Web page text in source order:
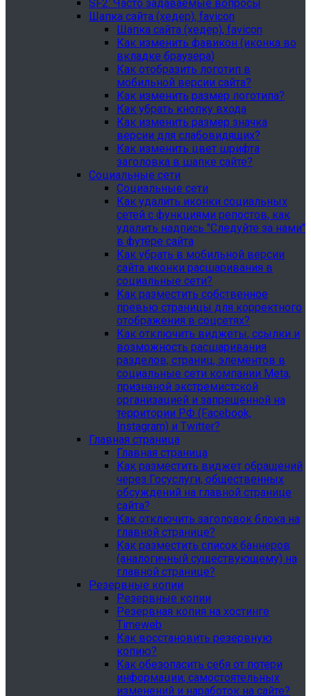
SF2: Часто задаваемые вопросы
Шапка сайта (хедер), favicon
Шапка сайта (хедер), favicon
Как изменить фавикон (иконка во
вкладке браузера)
Как отобразить логотип в
мобильной версии сайта?
Как изменить размер логотипа?
Как убрать кнопку входа
Как изменить размер значка
версии для слабовидящих?
Как изменить цвет шрифта
заголовка в шапке сайте?
Социальные сети
Социальные сети
Как удалить иконки социальных
сетей с функциями репостов, как
удалить надпись "Следуйте за нами"
в футере сайта
Как убрать в мобильной версии
сайта иконки расшаривания в
социальные сети?
Как разместить собственное
превью страницы для корректного
отображения в соцсетях?
Как отключить виджеты, ссылки и
возможность расшаривания
разделов, страниц, элементов в
социальные сети компании Meta,
признаной экстремистской
организацией и запрещенной на
территории РФ (Facebook,
Instagram) и Twitter?
Главная страница
Главная страница
Как разместить виджет обращений
через Госуслуги, общественных
обсуждений на главной странице
сайта?
Как отключить заголовок блока на
главной странице?
Как разместить список баннеров
(аналогичный существующему) на
главной странице?
Резервные копии
Резервные копии
Резервная копия на хостинге
Timeweb
Как восстановить резервную
копию?
Как обезопасить себя от потери
информации, самостоятельных
изменений и наработок на сайте?